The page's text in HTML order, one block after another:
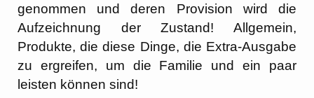
genommen und deren Provision wird die
Aufzeichnung der Zustand! Allgemein,
Produkte, die diese Dinge, die Extra-Ausgabe
zu ergreifen, um die Familie und ein paar
leisten können sind!